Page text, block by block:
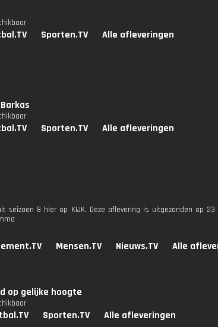
Sporten.TV Alle afleveringen
Sporten.TV Alle afleveringen
seizoen 8 hier op KIJK. Deze aflevering is uitgezonden op 23
Mensen.TV Nieuws.TV Alle
op gelijke hoogte
Sporten.TV Alle afleveringen